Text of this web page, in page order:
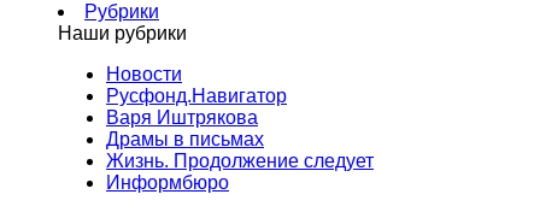
Рубрики
Наши рубрики
Новости
Русфонд.Навигатор
Варя Иштрякова
Драмы в письмах
Жизнь. Продолжение следует
Информбюро